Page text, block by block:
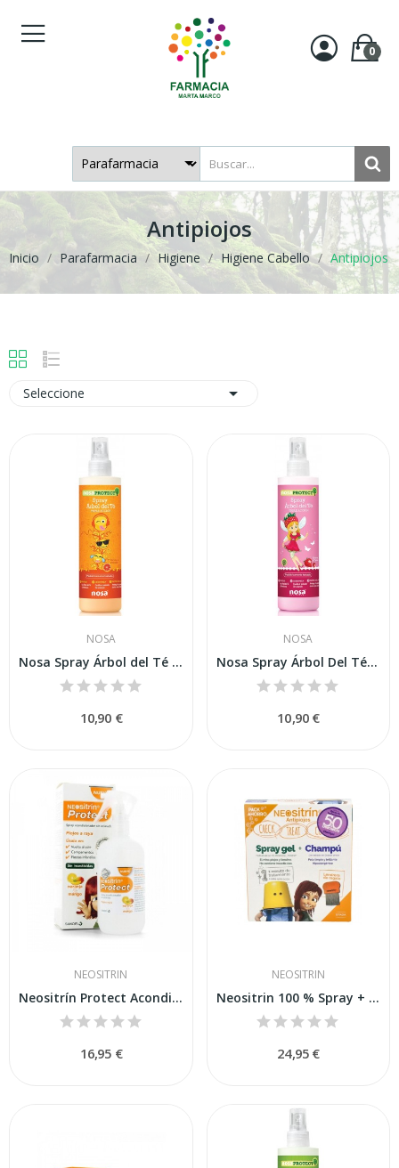
0
Antipiojos
Inicio Parafarmacia Higiene Higiene Cabello Antipiojos
Seleccione 
NOSA
Nosa Spray Árbol del Té Aroma Pomelo 250 ml
10,90 €
NOSA
Nosa Spray Árbol Del Té Fresa 250 ml
10,90 €
NEOSITRIN
Neositrín Protect Acondicionador 250ml
16,95 €
NEOSITRIN
Neositrin 100 % Spray + Champú Antipiojos Kit
24,95 €